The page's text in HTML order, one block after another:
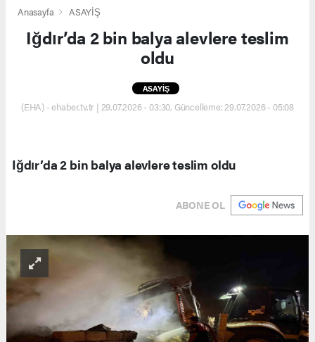
Anasayfa ASAYİŞ
Iğdır’da 2 bin balya alevlere teslim
oldu
ASAYİŞ
(EHA) - ehaber.tv.tr | 29.07.2026 - 03:30, Güncelleme: 29.07.2026 - 05:08
Iğdır’da 2 bin balya alevlere teslim oldu
ABONE OL